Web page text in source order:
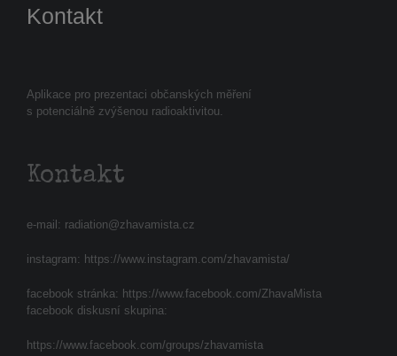
Aplikace pro prezentaci občanských měření
s potenciálně zvýšenou radioaktivitou.
Kontakt
e-mail: radiation@zhavamista.cz
instagram: https://www.instagram.com/zhavamista/
facebook stránka: https://www.facebook.com/ZhavaMista
facebook diskusní skupina:
https://www.facebook.com/groups/zhavamista
Kontakt